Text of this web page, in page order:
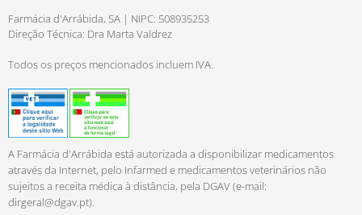
Farmácia d'Arrábida, SA | NIPC: 508935253
Direção Técnica: Dra Marta Valdrez
Todos os preços mencionados incluem IVA.
A Farmácia d'Arrábida está autorizada a disponibilizar medicamentos
através da Internet, pelo Infarmed e medicamentos veterinários não
sujeitos a receita médica à distância, pela DGAV (e-mail:
dirgeral@dgav.pt).